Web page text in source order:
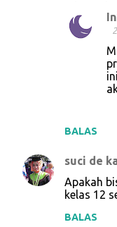
BALAS
suci de
Apakah
kelas 12
BALAS